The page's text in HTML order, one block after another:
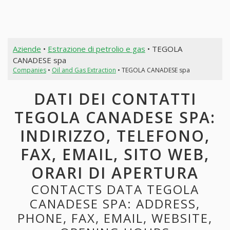
Aziende • Estrazione di petrolio e gas • TEGOLA
CANADESE spa
Companies• Oil and Gas Extraction • TEGOLA CANADESE spa
DATI DEI CONTATTI
TEGOLA CANADESE SPA:
INDIRIZZO, TELEFONO,
FAX, EMAIL, SITO WEB,
ORARI DI APERTURA
CONTACTS DATA TEGOLA
CANADESE SPA: ADDRESS,
PHONE, FAX, EMAIL, WEBSITE,